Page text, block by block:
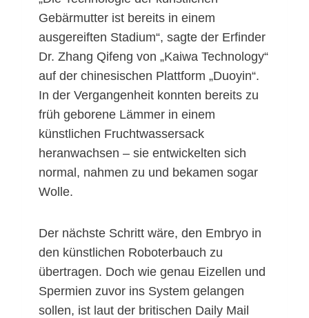
Gebärmutter ist bereits in einem
ausgereiften Stadium“, sagte der Erfinder
Dr. Zhang Qifeng von „Kaiwa Technology“
auf der chinesischen Plattform „Duoyin“.
In der Vergangenheit konnten bereits zu
früh geborene Lämmer in einem
künstlichen Fruchtwassersack
heranwachsen – sie entwickelten sich
normal, nahmen zu und bekamen sogar
Wolle.
Der nächste Schritt wäre, den Embryo in
den künstlichen Roboterbauch zu
übertragen. Doch wie genau Eizellen und
Spermien zuvor ins System gelangen
sollen, ist laut der britischen Daily Mail